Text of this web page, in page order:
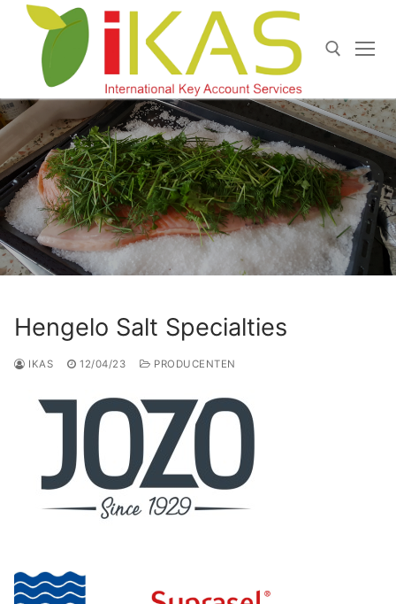
Doorgaan
inhoud
Zoeken naar:
Hengelo Salt Specialties
IKAS 12/04/23 PRODUCENTEN